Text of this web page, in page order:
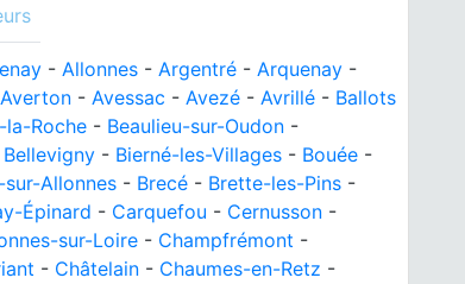
- Allonnes - Argentré - Arquenay -
Averton - Avessac - Avezé - Avrillé - Ballots
la-Roche - Beaulieu-sur-Oudon -
Bellevigny - Bierné-les-Villages - Bouée -
sur-Allonnes - Brecé - Brette-les-Pins -
Épinard - Carquefou - Cernusson -
sur-Loire - Champfrémont -
- Châtelain - Chaumes-en-Retz -